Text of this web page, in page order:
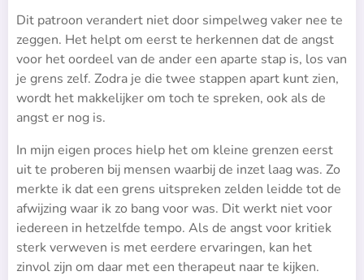
Dit patroon verandert niet door simpelweg vaker nee te
zeggen. Het helpt om eerst te herkennen dat de angst
voor het oordeel van de ander een aparte stap is, los van
je grens zelf. Zodra je die twee stappen apart kunt zien,
wordt het makkelijker om toch te spreken, ook als de
angst er nog is.
In mijn eigen proces hielp het om kleine grenzen eerst
uit te proberen bij mensen waarbij de inzet laag was. Zo
merkte ik dat een grens uitspreken zelden leidde tot de
afwijzing waar ik zo bang voor was. Dit werkt niet voor
iedereen in hetzelfde tempo. Als de angst voor kritiek
sterk verweven is met eerdere ervaringen, kan het
zinvol zijn om daar met een therapeut naar te kijken.